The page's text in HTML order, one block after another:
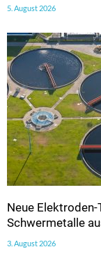
5. August 2026
Neue
Schwermetalle
3. August 2026